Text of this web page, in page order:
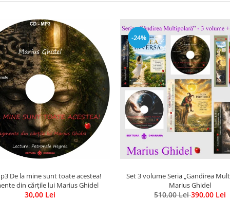
De la mine sunt toate acestea!
din cărțile lui Marius Ghidel
30,00 Lei
-24%
Set 3 volume Seria „Gandirea
Marius Ghidel
510,00 Lei390,00 Lei